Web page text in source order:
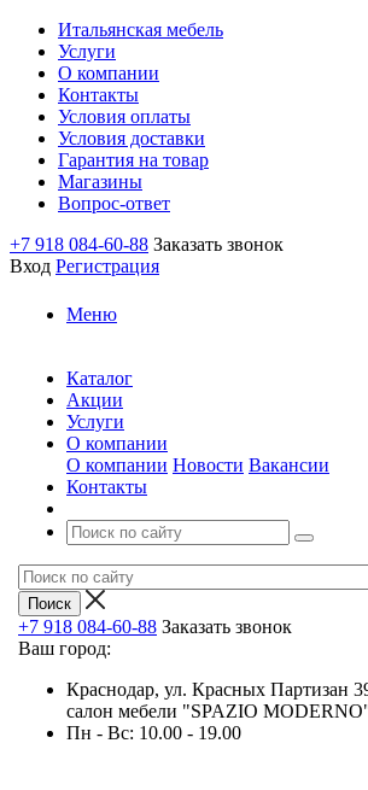
Итальянская мебель
Услуги
О компании
Контакты
Условия оплаты
Условия доставки
Гарантия на товар
Магазины
Вопрос-ответ
+7 918 084-60-88 Заказать звонок
Вход Регистрация
Меню
Каталог
Акции
Услуги
О компании
О компании Новости Вакансии
Контакты
+7 918 084-60-88 Заказать звонок
Ваш город:
Краснодар, ул. Красных Партизан
салон мебели "SPAZIO
Пн - Вс: 10.00 - 19.00